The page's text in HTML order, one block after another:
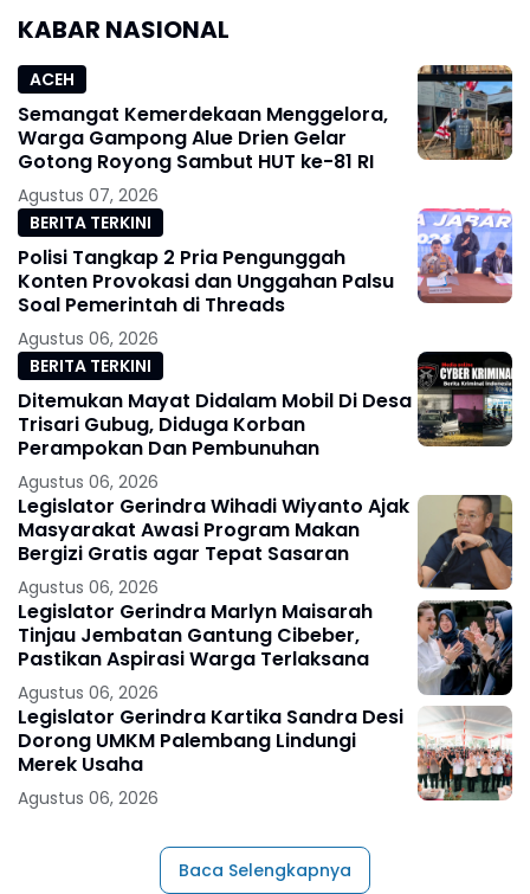
Diimbau Tetap
Waspada
KABAR NASIONAL
ACEH
Semangat Kemerdekaan Menggelora,
Warga Gampong Alue Drien Gelar
Gotong Royong Sambut HUT ke-81 RI
Agustus 07, 2026
BERITA TERKINI
Polisi Tangkap 2 Pria Pengunggah
Konten Provokasi dan Unggahan Palsu
Soal Pemerintah di Threads
Agustus 06, 2026
BERITA TERKINI
Ditemukan Mayat Didalam Mobil Di Desa
Trisari Gubug, Diduga Korban
Perampokan Dan Pembunuhan
Agustus 06, 2026
Legislator Gerindra Wihadi Wiyanto Ajak
Masyarakat Awasi Program Makan
Bergizi Gratis agar Tepat Sasaran
Agustus 06, 2026
Legislator Gerindra Marlyn Maisarah
Tinjau Jembatan Gantung Cibeber,
Pastikan Aspirasi Warga Terlaksana
Agustus 06, 2026
Legislator Gerindra Kartika Sandra Desi
Dorong UMKM Palembang Lindungi
Merek Usaha
Agustus 06, 2026
Baca Selengkapnya